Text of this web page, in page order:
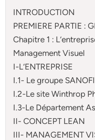
INTRODUCTION
PREMIERE PARTIE :
Chapitre 1 :
Management Visuel
I-L’ENTREPRISE
I.1- Le groupe SANOFI
I.2-Le site Winthrop
I.3-Le Département
II- CONCEPT LEAN
III- MANAGEMENT